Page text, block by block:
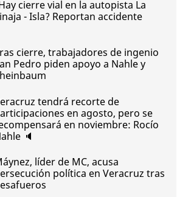
cierre vial en la autopista La
- Isla? Reportan accidente
cierre, trabajadores de ingenio
Pedro piden apoyo a Nahle y
tendrá recorte de
en agosto, pero se
en noviembre: Rocío
🔈
líder de MC, acusa
política en Veracruz tras